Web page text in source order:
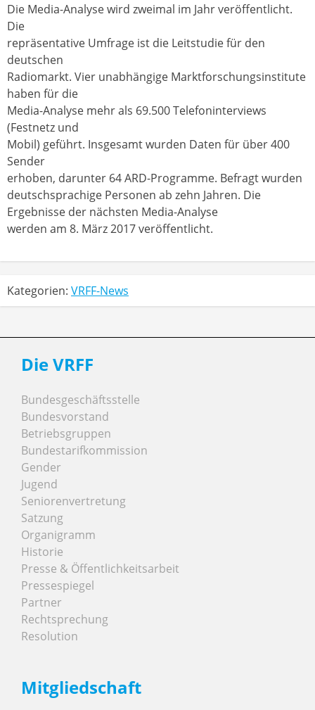
Die Media-Analyse wird zweimal im Jahr veröffentlicht.
Die
repräsentative Umfrage ist die Leitstudie für den
deutschen
Radiomarkt. Vier unabhängige Marktforschungsinstitute
haben für die
Media-Analyse mehr als 69.500 Telefoninterviews
(Festnetz und
Mobil) geführt. Insgesamt wurden Daten für über 400
Sender
erhoben, darunter 64 ARD-Programme. Befragt wurden
deutschsprachige Personen ab zehn Jahren. Die
Ergebnisse der nächsten Media-Analyse
werden am 8. März 2017 veröffentlicht.
Kategorien: VRFF-News
Die VRFF
Bundesgeschäftsstelle
Bundesvorstand
Betriebsgruppen
Bundestarifkommission
Gender
Jugend
Seniorenvertretung
Satzung
Organigramm
Historie
Presse & Öffentlichkeitsarbeit
Pressespiegel
Partner
Rechtsprechung
Resolution
Mitgliedschaft